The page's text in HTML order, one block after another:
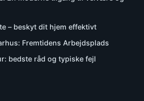
– beskyt dit hjem effektivt
Fremtidens Arbejdsplads
bedste råd og typiske fejl